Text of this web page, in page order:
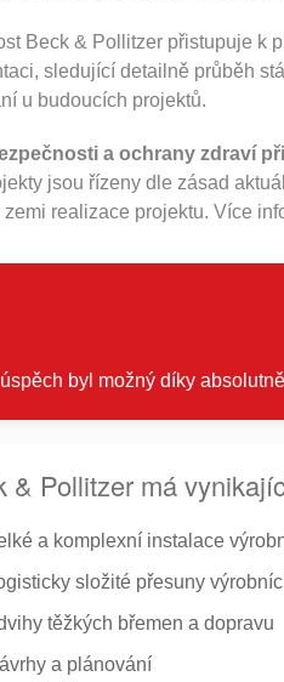
Beck & Pollitzer přistupuje k
sledující detailně průběh
u budoucích projektů.
a ochrany zdraví
jsou řízeny dle zásad
realizace projektu. Více
byl možný díky
& Pollitzer má
a komplexní instalace
složité přesuny
těžkých břemen a dopravu
a plánování